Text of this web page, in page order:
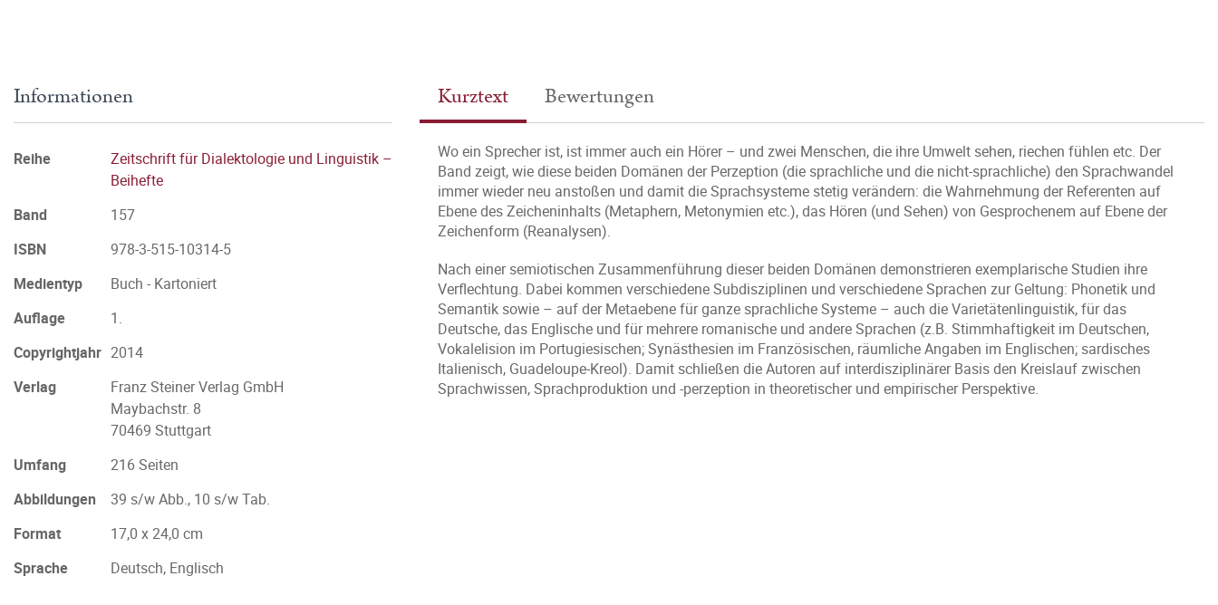
Kurztext Bewertungen
Wo ein Sprecher ist, ist immer auch ein Hörer – und zwei Menschen, die ihre Umwelt sehen, riechen fühlen etc. Der
Band zeigt, wie diese beiden Domänen der Perzeption (die sprachliche und die nicht-sprachliche) den Sprachwandel
immer wieder neu anstoßen und damit die Sprachsysteme stetig verändern: die Wahrnehmung der Referenten auf
Ebene des Zeicheninhalts (Metaphern, Metonymien etc.), das Hören (und Sehen) von Gesprochenem auf Ebene der
Zeichenform (Reanalysen).
Nach einer semiotischen Zusammenführung dieser beiden Domänen demonstrieren exemplarische Studien ihre
Verflechtung. Dabei kommen verschiedene Subdisziplinen und verschiedene Sprachen zur Geltung: Phonetik und
Semantik sowie – auf der Metaebene für ganze sprachliche Systeme – auch die Varietätenlinguistik, für das
Deutsche, das Englische und für mehrere romanische und andere Sprachen (z.B. Stimmhaftigkeit im Deutschen,
Vokalelision im Portugiesischen; Synästhesien im Französischen, räumliche Angaben im Englischen; sardisches
Italienisch, Guadeloupe-Kreol). Damit schließen die Autoren auf interdisziplinärer Basis den Kreislauf zwischen
Sprachwissen, Sprachproduktion und -perzeption in theoretischer und empirischer Perspektive.
Informationen
Reihe
Zeitschrift für Dialektologie und Linguistik –
Beihefte
Band
157
ISBN
978-3-515-10314-5
Medientyp
Buch - Kartoniert
Auflage
1.
Copyrightjahr 2014
Verlag
Franz Steiner Verlag GmbH
Maybachstr. 8
70469 Stuttgart
Umfang
216 Seiten
Abbildungen
39 s/w Abb., 10 s/w Tab.
Format
17,0 x 24,0 cm
Sprache
Deutsch, Englisch